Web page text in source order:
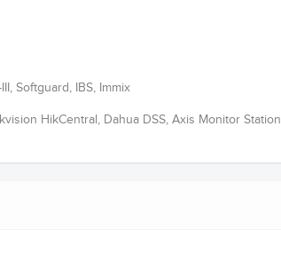
Softguard, IBS, Immix
HikCentral, Dahua DSS, Axis Monitor Station